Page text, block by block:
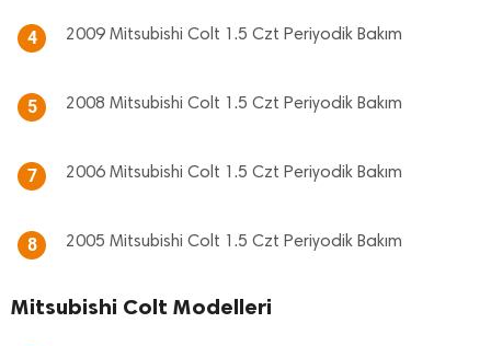
4 2009 Mitsubishi Colt 1.5 Czt Periyodik Bakım
5 2008 Mitsubishi Colt 1.5 Czt Periyodik Bakım
7 2006 Mitsubishi Colt 1.5 Czt Periyodik Bakım
8 2005 Mitsubishi Colt 1.5 Czt Periyodik Bakım
Mitsubishi Colt Modelleri